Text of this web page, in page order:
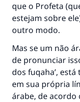
que o Profeta
estejam sobre
outro modo.
Mas se um não
de pronunciar
dos fuqaha’,
em sua própria
árabe, de acordo